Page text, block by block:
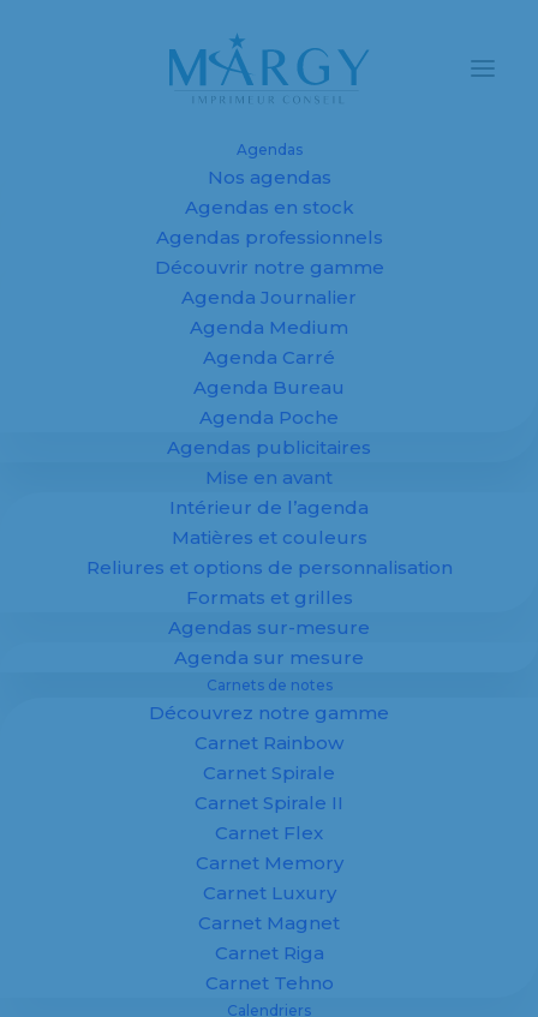
Agendas
Nos agendas
Agendas en stock
Agendas professionnels
Découvrir notre gamme
Agenda Journalier
Agenda Medium
Agenda Carré
Agenda Bureau
Agenda Poche
Agendas publicitaires
Mise en avant
Intérieur de l’agenda
Matières et couleurs
Reliures et options de personnalisation
Formats et grilles
Agendas sur-mesure
Agenda sur mesure
Carnets de notes
Découvrez notre gamme
Carnet Rainbow
Carnet Spirale
Carnet Spirale II
Carnet Flex
Carnet Memory
Carnet Luxury
Carnet Magnet
Carnet Riga
Carnet Tehno
Calendriers
Agendas et
calendriers
personnalisés
2027 pour
entreprises,
fabricant sur
mesure
100 % personnalisé
Spécialiste de la fabrication d’agendas
et supports imprimés
personnalisés pour entreprises, Margy
Imprimeur vous accompagne dans la
création de supports publicitaires sur
Agendas, calendriers etcarnets
votre image : offrez à vos clients un support
utile, durable et visible toute l’année.
✔ Impression professionnelle